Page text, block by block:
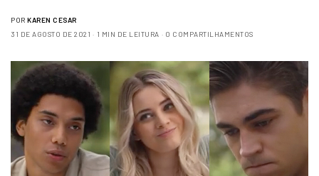
POR KAREN CESAR
31 DE AGOSTO DE 2021
1 MIN DE LEITURA 0 COMPARTILHAMENTOS